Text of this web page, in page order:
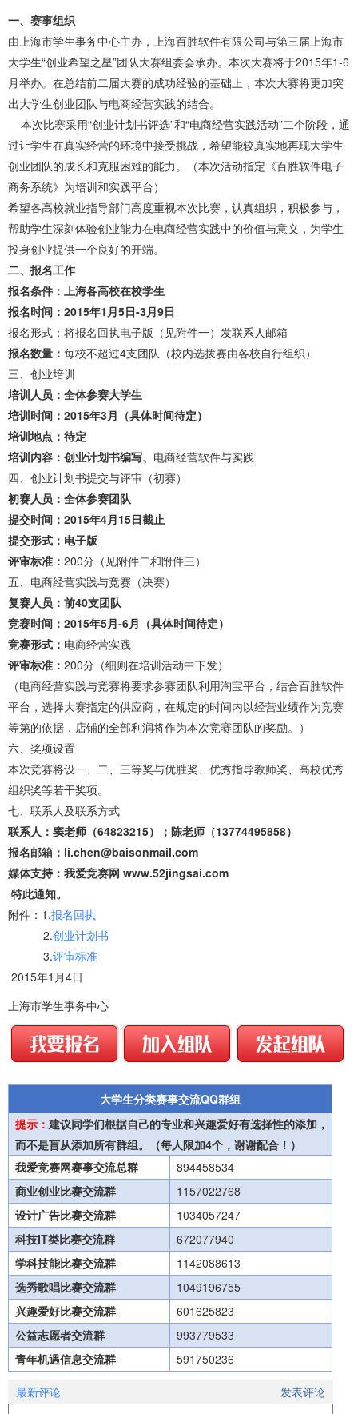
一、赛事组织
由上海市学生事务中心主办，上海百胜软件有限公司与第三届上海市
大学生“创业希望之星”团队大赛组委会承办。本次大赛将于2015年1-6
月举办。在总结前二届大赛的成功经验的基础上，本次大赛将更加突
出大学生创业团队与电商经营实践的结合。
本次比赛采用“创业计划书评选”和“电商经营实践活动”二个阶段，通
过让学生在真实经营的环境中接受挑战，希望能较真实地再现大学生
创业团队的成长和克服困难的能力。（本次活动指定《百胜软件电子
商务系统》为培训和实践平台）
希望各高校就业指导部门高度重视本次比赛，认真组织，积极参与，
帮助学生深刻体验创业能力在电商经营实践中的价值与意义，为学生
投身创业提供一个良好的开端。
二、报名工作
报名条件：上海各高校在校学生
报名时间：2015年1月5日-3月9日
报名形式：将报名回执电子版（见附件一）发联系人邮箱
报名数量： 每校不超过4支团队（校内选拨赛由各校自行组织）
三、创业培训
培训人员：全体参赛大学生
培训时间：2015年3月（具体时间待定）
培训地点：待定
培训内容：创业计划书编写、 电商经营软件与实践
四、创业计划书提交与评审（初赛）
初赛人员：全体参赛团队
提交时间：2015年4月15日截止
提交形式：电子版
评审标准： 200分（见附件二和附件三）
五、电商经营实践与竞赛（决赛）
复赛人员：前40支团队
竞赛时间：2015年5月-6月（具体时间待定）
竞赛形式： 电商经营实践
评审标准： 200分（细则在培训活动中下发）
（电商经营实践与竞赛将要求参赛团队利用淘宝平台，结合百胜软件
平台，选择大赛指定的供应商，在规定的时间内以经营业绩作为竞赛
等第的依据，店铺的全部利润将作为本次竞赛团队的奖励。）
六、奖项设置
本次竞赛将设一、二、三等奖与优胜奖、优秀指导教师奖、高校优秀
组织奖等若干奖项。
七、联系人及联系方式
联系人：窦老师（64823215）；陈老师（13774495858）
报名邮箱：li.chen@baisonmail.com
媒体支持：我爱竞赛网 www.52jingsai.com
特此通知。
附件：1.报名回执
2.创业计划书
3.评审标准
2015年1月4日
上海市学生事务中心
大学生分类赛事交流QQ群组
提示： 建议同学们根据自己的专业和兴趣爱好有选择性的添加，
而不是盲从添加所有群组。（每人限加4个，谢谢配合！）
我爱竞赛网赛事交流总群
894458534
商业创业比赛交流群
1157022768
设计广告比赛交流群
1034057247
科技IT类比赛交流群
672077940
学科技能比赛交流群
1142088613
选秀歌唱比赛交流群
1049196755
兴趣爱好比赛交流群
601625823
公益志愿者交流群
993779533
青年机遇信息交流群
591750236
发表评论
最新评论